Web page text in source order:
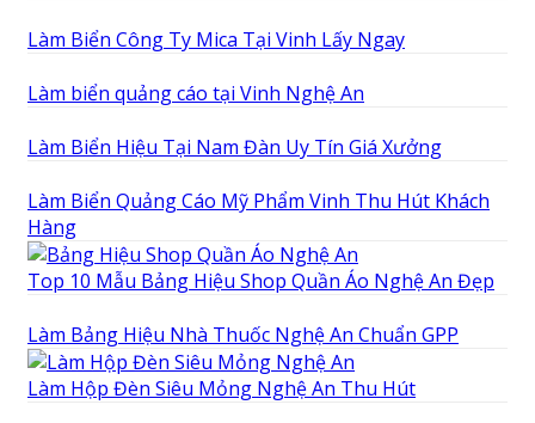
Làm Biển Công Ty Mica Tại Vinh Lấy Ngay
Làm biển quảng cáo tại Vinh Nghệ An
Làm Biển Hiệu Tại Nam Đàn Uy Tín Giá Xưởng
Làm Biển Quảng Cáo Mỹ Phẩm Vinh Thu Hút Khách
Hàng
Top 10 Mẫu Bảng Hiệu Shop Quần Áo Nghệ An Đẹp
Làm Bảng Hiệu Nhà Thuốc Nghệ An Chuẩn GPP
Làm Hộp Đèn Siêu Mỏng Nghệ An Thu Hút